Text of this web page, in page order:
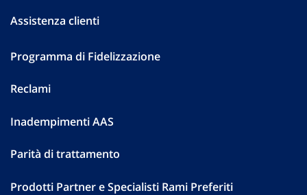
Assistenza clienti
Programma di Fidelizzazione
Reclami
Inadempimenti AAS
Parità di trattamento
Prodotti Partner e Specialisti Rami Preferiti